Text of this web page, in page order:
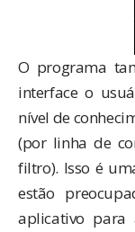
O programa
interface o
nível de
(por linha de
filtro). Isso é
estão
aplicativo para